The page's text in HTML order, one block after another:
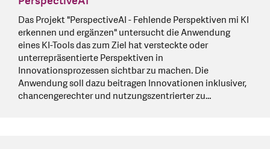
Das Projekt "PerspectiveAI - Fehlende Perspektiven mi KI
erkennen und ergänzen" untersucht die Anwendung
eines KI-Tools das zum Ziel hat versteckte oder
unterrepräsentierte Perspektiven in
Innovationsprozessen sichtbar zu machen. Die
Anwendung soll dazu beitragen Innovationen inklusiver,
chancengerechter und nutzungszentrierter zu…